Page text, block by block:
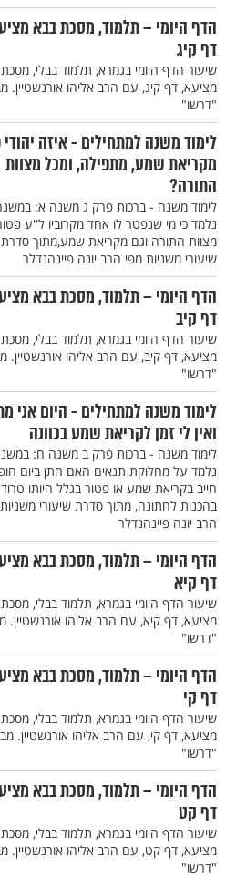
הדף היומי – תלמוד, מסכת בבא
דף קיג
שיעור הדף היומי בגמרא, תלמוד בבלי,
מציעא, דף קיג, עם הרב אליהו אורנשטיין.
"דרשו"
לימוד משנה למתחילים - איזה
מקריאת שמע, מתפילה, ומכל מצוות
התורה?
לימוד משנה - ברכות פרק ג משנה א:
נלמד כי מי שנפטר לו אחד מקרוביו ל''ע
מצוות התורה וגם מקריאת שמע,מתוך סדרת
שיעורי משניות מפי הרב יונה פיינהנדלר
הדף היומי – תלמוד, מסכת בבא
דף קיב
שיעור הדף היומי בגמרא, תלמוד בבלי,
מציעא, דף קיב, עם הרב אליהו אורנשטיין.
"דרשו"
לימוד משנה למתחילים - היום אני
ואין לי זמן לקריאת שמע בכוונה
לימוד משנה - ברכות פרק ב משנה ח:
נלמד על מחלוקת תנאים האם חתן ביום
חייב בקריאת שמע או פטור בגלל היותו טרוד
בהכנות לחתונה, מתוך סדרת שיעורי
הרב יונה פיינהנדלר
הדף היומי – תלמוד, מסכת בבא
דף קיא
שיעור הדף היומי בגמרא, תלמוד בבלי,
מציעא, דף קיא, עם הרב אליהו אורנשטיין.
"דרשו"
הדף היומי – תלמוד, מסכת בבא
דף קי
שיעור הדף היומי בגמרא, תלמוד בבלי,
מציעא, דף קי, עם הרב אליהו אורנשטיין.
"דרשו"
הדף היומי – תלמוד, מסכת בבא
דף קט
שיעור הדף היומי בגמרא, תלמוד בבלי,
מציעא, דף קט, עם הרב אליהו אורנשטיין.
"דרשו"